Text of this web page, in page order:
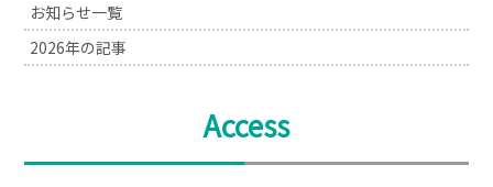
お知らせ一覧
2026年の記事
Access